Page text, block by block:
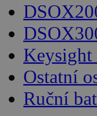
Keysight
Ostatní
Ruční